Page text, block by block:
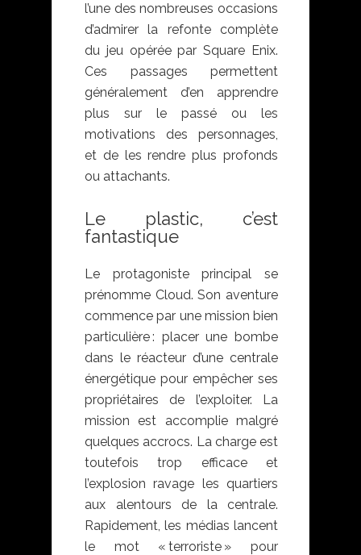
l’une des nombreuses occasions
d’admirer la refonte complète
du jeu opérée par Square Enix.
Ces passages permettent
généralement d’en apprendre
plus sur le passé ou les
motivations des personnages,
et de les rendre plus profonds
ou attachants.
Le plastic, c’est
fantastique
Le protagoniste principal se
prénomme Cloud. Son aventure
commence par une mission bien
particulière : placer une bombe
dans le réacteur d’une centrale
énergétique pour empêcher ses
propriétaires de l’exploiter. La
mission est accomplie malgré
quelques accrocs. La charge est
toutefois trop efficace et
l’explosion ravage les quartiers
aux alentours de la centrale.
Rapidement, les médias lancent
le mot « terroriste » pour